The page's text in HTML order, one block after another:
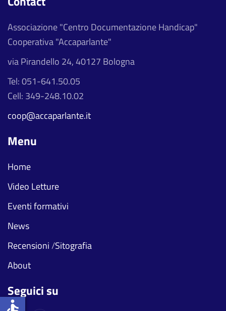
Associazione "Centro Documentazione Handicap"
Cooperativa "Accaparlante"
via Pirandello 24, 40127 Bologna
Tel: 051-641.50.05
Cell: 349-248.10.02
coop@accaparlante.it
Menu
Home
Video Letture
Eventi formativi
News
Recensioni/Sitografia
About
Seguici su